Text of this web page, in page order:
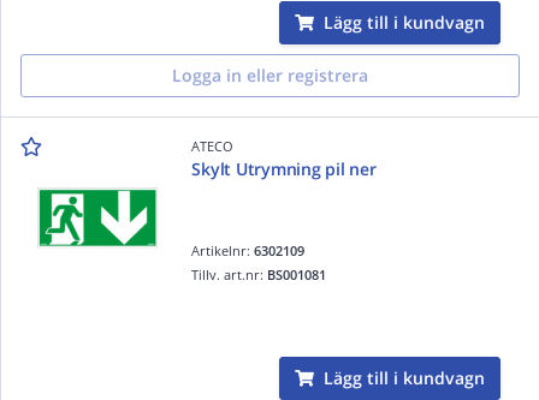
Lägg till i kundvagn
Logga in eller registrera
ATECO
Skylt Utrymning pil ner
Artikelnr:6302109
Tillv. art.nr: BS001081
Lägg till i kundvagn